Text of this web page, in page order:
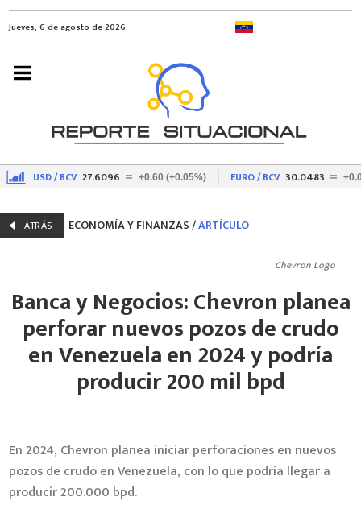
Jueves, 6 de agosto de 2026
USD / BCV 27.6096 +0.60 (+0.05%) EURO / BCV 30.0483
ATRÁS ECONOMÍA Y FINANZAS/ARTÍCULO
Chevron Logo
Banca y Negocios: Chevron planea
perforar nuevos pozos de crudo
en Venezuela en 2024 y podría
producir 200 mil bpd
En 2024, Chevron planea iniciar perforaciones en nuevos
pozos de crudo en Venezuela, con lo que podría llegar a
producir 200.000 bpd.